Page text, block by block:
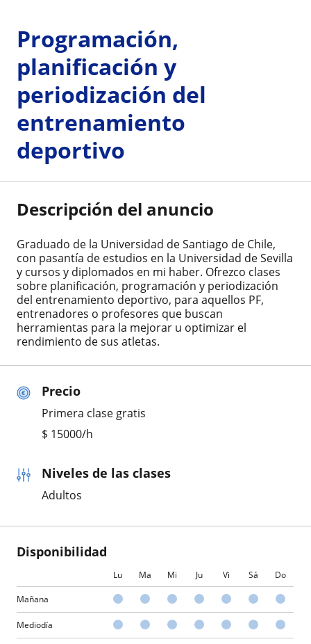
Precio
Primera clase gratis
$ 15000/h
Niveles de las clases
Adultos
Disponibilidad
Lu Ma Mi Ju Vi Sá Do
Mañana
Mediodía
Programación,
planificación y
periodización del
entrenamiento
deportivo
Descripción del anuncio
Graduado de la Universidad de Santiago de Chile,
con pasantía de estudios en la Universidad de Sevilla
y cursos y diplomados en mi haber. Ofrezco clases
sobre planificación, programación y periodización
del entrenamiento deportivo, para aquellos PF,
entrenadores o profesores que buscan
herramientas para la mejorar u optimizar el
rendimiento de sus atletas.